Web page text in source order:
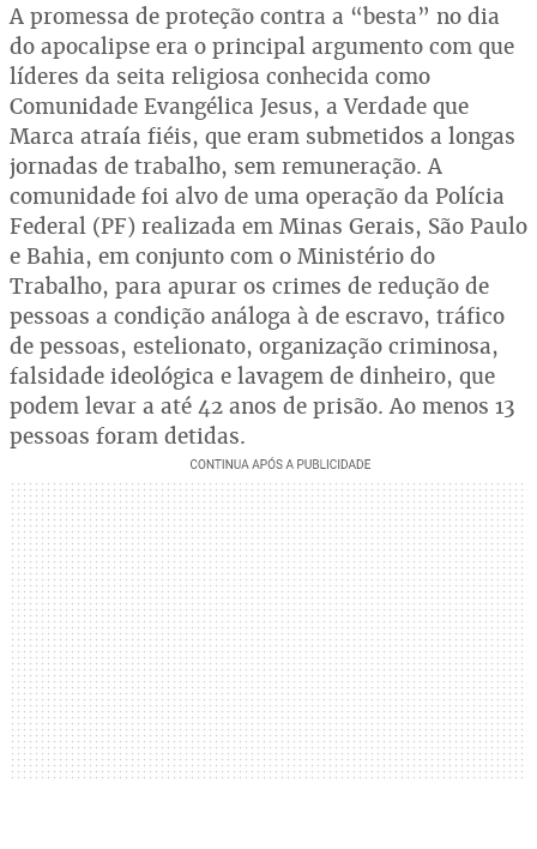
A promessa de proteção contra a “besta” no dia
do apocalipse era o principal argumento com que
líderes da seita religiosa conhecida como
Comunidade Evangélica Jesus, a Verdade que
Marca atraía fiéis, que eram submetidos a longas
jornadas de trabalho, sem remuneração. A
comunidade foi alvo de uma operação da Polícia
Federal (PF) realizada em Minas Gerais, São Paulo
e Bahia, em conjunto com o Ministério do
Trabalho, para apurar os crimes de redução de
pessoas a condição análoga à de escravo, tráfico
de pessoas, estelionato, organização criminosa,
falsidade ideológica e lavagem de dinheiro, que
podem levar a até 42 anos de prisão. Ao menos 13
pessoas foram detidas.